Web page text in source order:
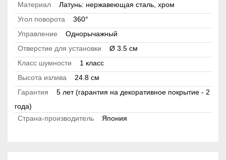
Материал
Латунь: нержавеющая сталь, хром
Угол поворота
360°
Управление
Однорычажный
Отверстие для установки
Ø 3.5 см
Класс шумности
1 класс
Высота излива
24.8 см
Гарантия
5 лет (гарантия на декоративное покрытие - 2
года)
Страна-производитель
Япония